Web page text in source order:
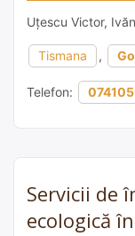
Uțescu Victor,
Tismana ,
Telefon:
Servicii de
ecologică